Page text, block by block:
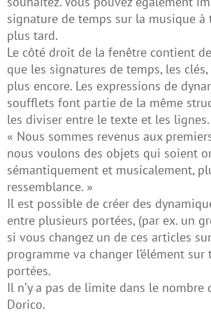
signature de temps sur la musique
plus tard.
Le côté droit de la fenêtre contient
que les signatures de temps, les
plus encore. Les expressions de
soufflets font partie de la même
les diviser entre le texte et les
« Nous sommes revenus aux
nous voulons des objets qui soient
sémantiquement et musicalement,
ressemblance. »
Il est possible de créer des
entre plusieurs portées, (par ex. un
si vous changez un de ces articles
programme va changer l’élément
portées.
Il n’y a pas de limite dans le nombre
Dorico.